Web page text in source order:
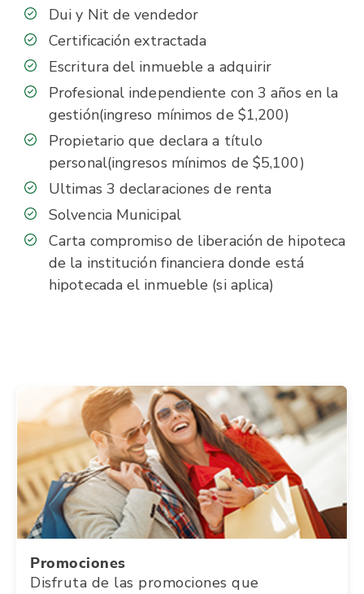
Dui y Nit de vendedor
Certificación extractada
Escritura del inmueble a adquirir
Profesional independiente con 3 años en la
gestión(ingreso mínimos de $1,200)
Propietario que declara a título
personal(ingresos mínimos de $5,100)
Ultimas 3 declaraciones de renta
Solvencia Municipal
Carta compromiso de liberación de hipoteca
de la institución financiera donde está
hipotecada el inmueble (si aplica)
Promociones
Disfruta de las promociones que